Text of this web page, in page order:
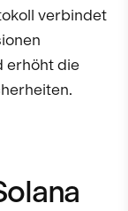
verbindet
erhöht die